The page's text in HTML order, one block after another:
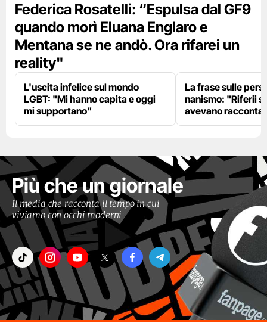
Federica Rosatelli: “Espulsa dal GF9
quando morì Eluana Englaro e
Mentana se ne andò. Ora rifarei un
reality"
L'uscita infelice sul mondo
LGBT: "Mi hanno capita e oggi
mi supportano"
La frase sulle
nanismo: "Riferii
avevano
Più che un giornale
Il media che racconta il tempo in cui
viviamo con occhi moderni